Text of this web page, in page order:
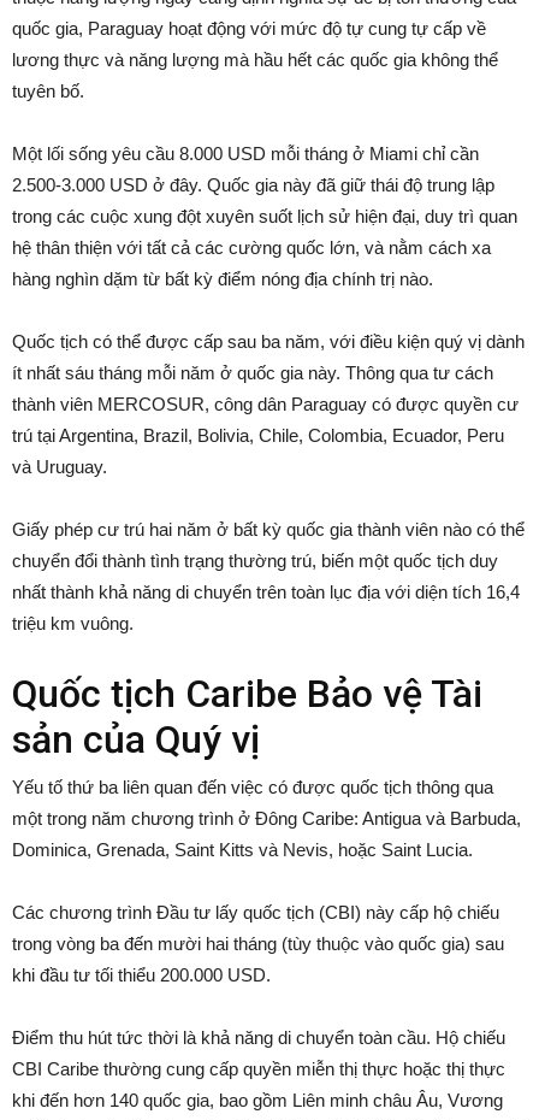
quốc gia, Paraguay hoạt động với mức độ tự cung tự cấp về
lương thực và năng lượng mà hầu hết các quốc gia không thể
tuyên bố.
Một lối sống yêu cầu 8.000 USD mỗi tháng ở Miami chỉ cần
2.500-3.000 USD ở đây. Quốc gia này đã giữ thái độ trung lập
trong các cuộc xung đột xuyên suốt lịch sử hiện đại, duy trì quan
hệ thân thiện với tất cả các cường quốc lớn, và nằm cách xa
hàng nghìn dặm từ bất kỳ điểm nóng địa chính trị nào.
Quốc tịch có thể được cấp sau ba năm, với điều kiện quý vị dành
ít nhất sáu tháng mỗi năm ở quốc gia này. Thông qua tư cách
thành viên MERCOSUR, công dân Paraguay có được quyền cư
trú tại Argentina, Brazil, Bolivia, Chile, Colombia, Ecuador, Peru
và Uruguay.
Giấy phép cư trú hai năm ở bất kỳ quốc gia thành viên nào có thể
chuyển đổi thành tình trạng thường trú, biến một quốc tịch duy
nhất thành khả năng di chuyển trên toàn lục địa với diện tích 16,4
triệu km vuông.
Quốc tịch Caribe Bảo vệ Tài
sản của Quý vị
Yếu tố thứ ba liên quan đến việc có được quốc tịch thông qua
một trong năm chương trình ở Đông Caribe: Antigua và Barbuda,
Dominica, Grenada, Saint Kitts và Nevis, hoặc Saint Lucia.
Các chương trình Đầu tư lấy quốc tịch (CBI) này cấp hộ chiếu
trong vòng ba đến mười hai tháng (tùy thuộc vào quốc gia) sau
khi đầu tư tối thiểu 200.000 USD.
Điểm thu hút tức thời là khả năng di chuyển toàn cầu. Hộ chiếu
CBI Caribe thường cung cấp quyền miễn thị thực hoặc thị thực
khi đến hơn 140 quốc gia, bao gồm Liên minh châu Âu, Vương